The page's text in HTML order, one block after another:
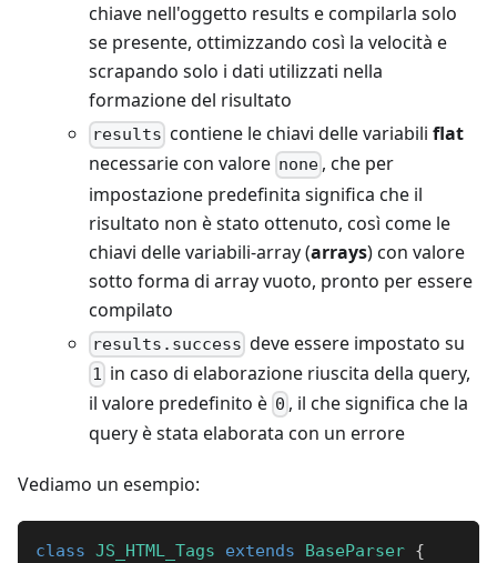
chiave nell'oggetto results e compilarla solo
se presente, ottimizzando così la velocità e
scrapando solo i dati utilizzati nella
formazione del risultato
results contiene le chiavi delle variabiliflat
necessarie con valore none , che per
impostazione predefinita significa che il
risultato non è stato ottenuto, così come le
chiavi delle variabili-array (arrays) con valore
sotto forma di array vuoto, pronto per essere
compilato
results.success deve essere impostato su
1 in caso di elaborazione riuscita della query,
il valore predefinito è 0 , il che significa che la
query è stata elaborata con un errore
Vediamo un esempio:
class JS_HTML_Tags extends BaseParser {